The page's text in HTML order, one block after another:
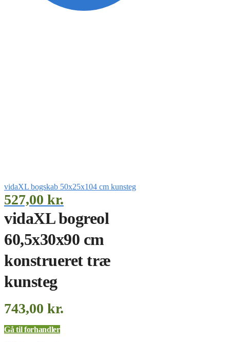
vidaXL bogskab 50x25x104 cm kunsteg
527,00 kr.
vidaXL bogreol
60,5x30x90 cm
konstrueret træ
kunsteg
743,00 kr.
Gå til forhandler